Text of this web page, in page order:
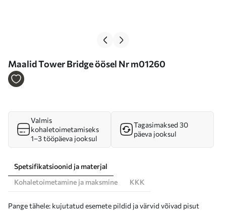
Maalid Tower Bridge öösel Nr m01260
Valmis
kohaletoimetamiseks
1–3 tööpäeva jooksul
Tagasimaksed 30
päeva jooksul
Spetsifikatsioonid ja materjal
Kohaletoimetamine ja maksmine
KKK
Pange tähele: kujutatud esemete pildid ja värvid võivad pisut